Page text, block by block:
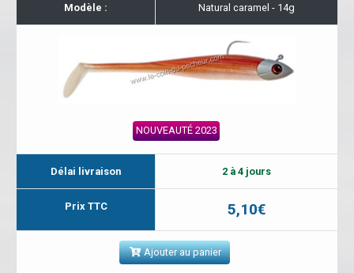
Modèle : Natural caramel - 14g
NOUVEAUTÉ 2023
Délai livraison 2 à 4 jours
Prix TTC 5,10€
Ajouter au panier